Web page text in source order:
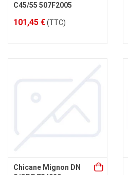
C45/55 507F2005
101,45 €(TTC)
Chicane Mignon DN